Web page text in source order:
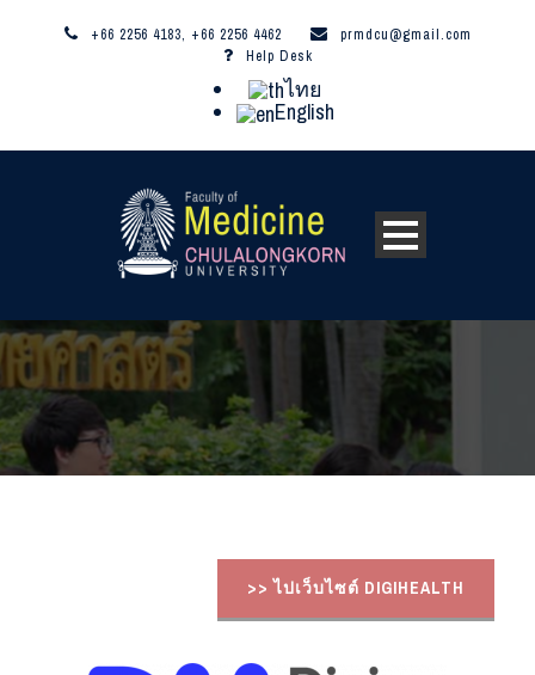
+66 2256 4183, +66 2256 4462
prmdcu@gmail.com
Help Desk
ไทย
English
>> ไปเว็บไซต์ DIGIHEALTH